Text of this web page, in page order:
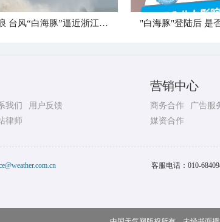
狂风卷巨浪 台风“白海豚”逼近浙江舟山
我们
用户反馈
律师
营销中心
商务合作
广告服
媒资合作
客服电话： 010-